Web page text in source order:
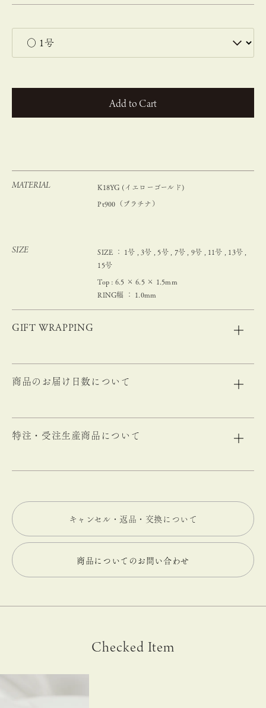
カートに入れる
MATERIAL K18YG (イエローゴールド)
Pt900（プラチナ）
SIZE
SIZE ： 1号 , 3号 , 5号 , 7号 , 9号 , 11号 , 13号 ,
15号
Top : 6.5 × 6.5 × 1.5mm
RING幅 ： 1.0mm
GIFT WRAPPING
商品のお届け日数について
特注・受注生産商品について
キャンセル・返品・交換について
商品についてのお問い合わせ
Checked Item